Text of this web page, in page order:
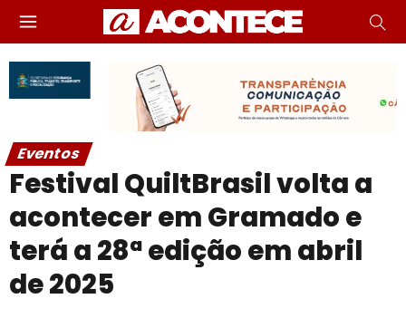
Eventos
Festival QuiltBrasil volta a
acontecer em Gramado e
terá a 28ª edição em abril
de 2025